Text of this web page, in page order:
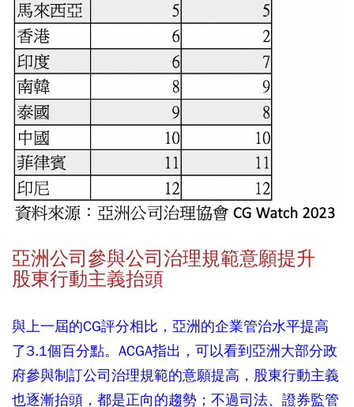
亞洲公司參與公司治理規範意願提升
股東行動主義抬頭
與上一屆的CG評分相比，亞洲的企業管治水平提高
了3.1個百分點。ACGA指出，可以看到亞洲大部分政
府參與制訂公司治理規範的意願提高，股東行動主義
也逐漸抬頭，都是正向的趨勢；不過司法、證券監管